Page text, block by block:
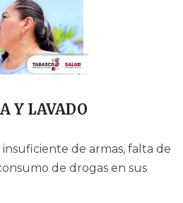
Y LAVADO
de armas, falta de
de drogas en sus